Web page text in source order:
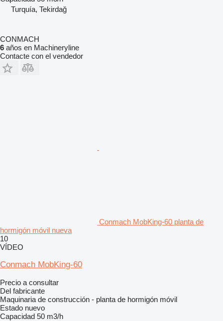
Turquía, Tekirdağ
CONMACH
6 años en Machineryline
Contacte con el vendedor
Conmach MobKing-60 planta de
hormigón móvil nueva
10
VÍDEO
Conmach MobKing-60
Precio a consultar
Del fabricante
Maquinaria de construcción - planta de hormigón móvil
Estado nuevo
Capacidad 50 m3/h